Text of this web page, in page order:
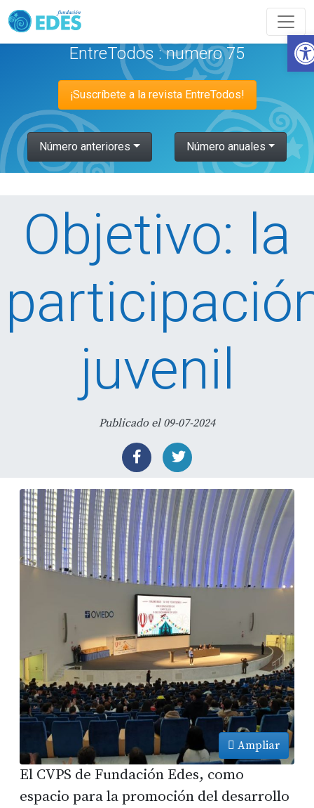
EntreTodos : numero 75
¡Suscríbete a la revista EntreTodos!
Número anteriores Número anuales
Objetivo: la
juvenil
Publicado el 09-07-2024
Ampliar
El CVPS de Fundación Edes, como
espacio para la promoción del desarrollo